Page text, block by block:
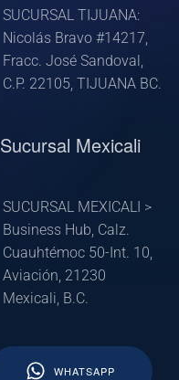
SUCURSAL TIJUANA:
Nicolás Bravo #14217,
Fracc. José Sandoval,
C.P. 22105, TIJUANA BC.
Sucursal Mexicali
SUCURSAL MEXICALI >
Business Hub, Calz.
Cuauhtémoc 50-Int. 10,
Aviación, 21230
Mexicali, B.C.
WHATSAPP